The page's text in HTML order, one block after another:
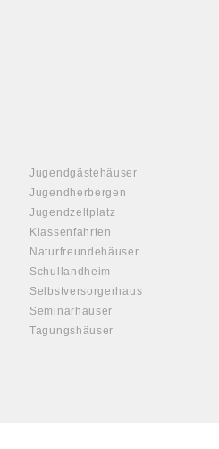
Jugendgästehäuser
Jugendherbergen
Jugendzeltplatz
Klassenfahrten
Naturfreundehäuser
Schullandheim
Selbstversorgerhaus
Seminarhäuser
Tagungshäuser